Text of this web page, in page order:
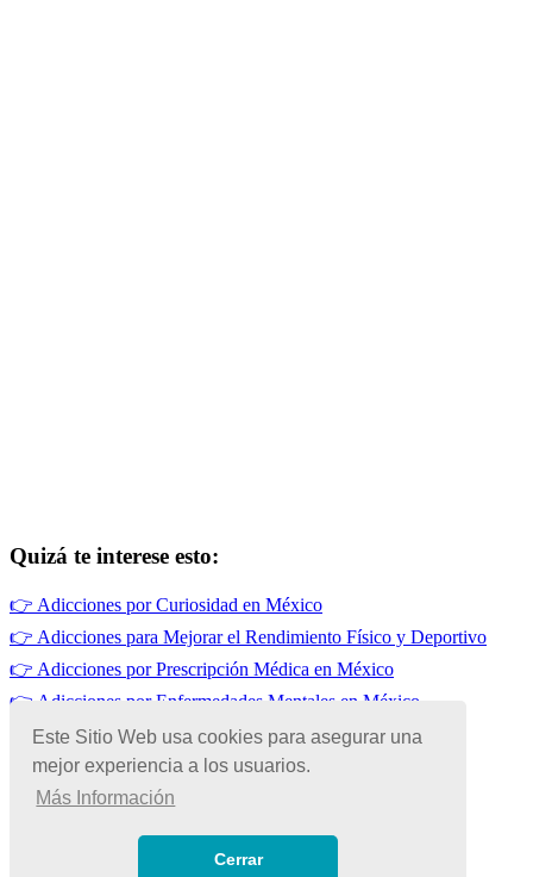
Este Sitio Web usa cookies para asegurar una
mejor experiencia a los usuarios.
Más Información
Cerrar
Quizá te interese esto:
👉 Adicciones por Curiosidad en México
👉 Adicciones para Mejorar el Rendimiento Físico y Deportivo
👉 Adicciones por Prescripción Médica en México
👉 Adicciones por Enfermedades Mentales en México
👉Adicciones por Imitación en México
👉Adicciones por Influencias Familiares en México
© Copyright 2026 | Todos los Derechos Reservados